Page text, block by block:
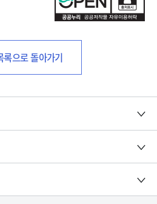
록으로 돌아가기